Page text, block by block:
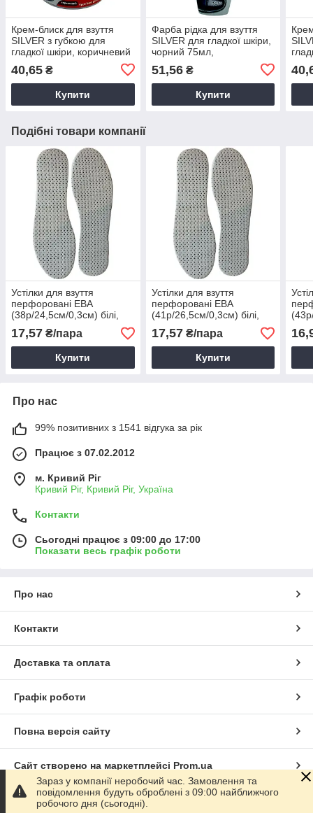
Крем-блиск для взуття
SILVER з губкою для
гладкої шкіри, коричневий
40,65 ₴
Купити
Фарба рідка для взуття
SILVER для гладкої шкіри,
чорний 75мл,
водовідштовхувальна, віск
51,56₴
Купити
Подібні товари компанії
Устілки для взуття
перфоровані ЕВА
(38р/24,5см/0,3см) білі,
Перфоровані устілки
17,57 ₴/пара
Купити
Устілки для взуття
перфоровані ЕВА
(41р/26,5см/0,3см) білі,
Перфоровані устілки
17,57₴/пара
Купити
Про нас
99% позитивних з 1541 відгука за рік
Працює з 07.02.2012
м. Кривий Ріг
Кривий Ріг, Кривий Ріг, Україна
Контакти
Сьогодні працює з 09:00 до 17:00
Показати весь графік роботи
Про нас
Контакти
Доставка та оплата
Графік роботи
Повна версія сайту
Сайт створено на маркетплейсі Prom.ua
Політика конфіденційності
Зараз у компанії неробочий час. Замовлення та
повідомлення будуть оброблені з 09:00 найближчого
робочого дня (сьогодні).